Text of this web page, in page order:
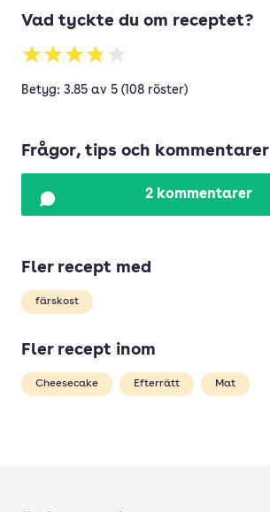
Vad tyckte du om receptet?
Betyg: 3.85 av 5 (108 röster)
Frågor, tips och kommentarer
2 kommentarer
Fler recept med
färskost
Fler recept inom
Cheesecake Efterrätt Mat